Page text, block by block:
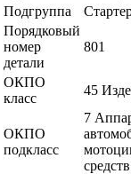
Подгруппа
Порядковый
номер
детали
801
ОКПО
класс
45
ОКПО
подкласс
7